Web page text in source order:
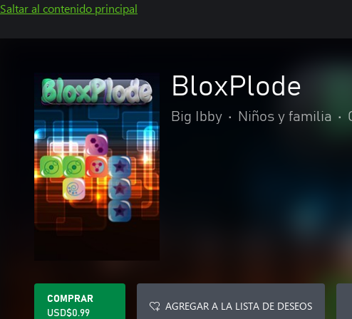
Saltar al contenido principal
BloxPlode
Big Ibby • Niños y familia •
COMPRAR
USD$0.99
AGREGAR A LA LISTA DE DESEOS